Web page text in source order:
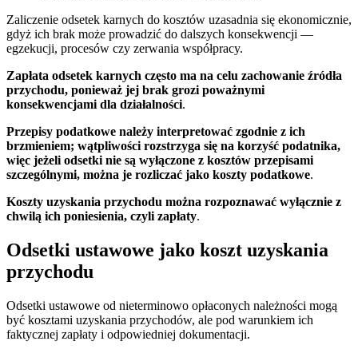
Zaliczenie odsetek karnych do kosztów uzasadnia się ekonomicznie,
gdyż ich brak może prowadzić do dalszych konsekwencji —
egzekucji, procesów czy zerwania współpracy.
Zapłata odsetek karnych często ma na celu zachowanie źródła
przychodu, ponieważ jej brak grozi poważnymi
konsekwencjami dla działalności.
Przepisy podatkowe należy interpretować zgodnie z ich
brzmieniem; wątpliwości rozstrzyga się na korzyść podatnika,
więc jeżeli odsetki nie są wyłączone z kosztów przepisami
szczególnymi, można je rozliczać jako koszty podatkowe.
Koszty uzyskania przychodu można rozpoznawać wyłącznie z
chwilą ich poniesienia, czyli zapłaty.
Odsetki ustawowe jako koszt uzyskania
przychodu
Odsetki ustawowe od nieterminowo opłaconych należności mogą
być kosztami uzyskania przychodów, ale pod warunkiem ich
faktycznej zapłaty i odpowiedniej dokumentacji.